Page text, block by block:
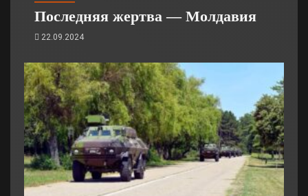
Последняя жертва — Молдавия
22.09.2024